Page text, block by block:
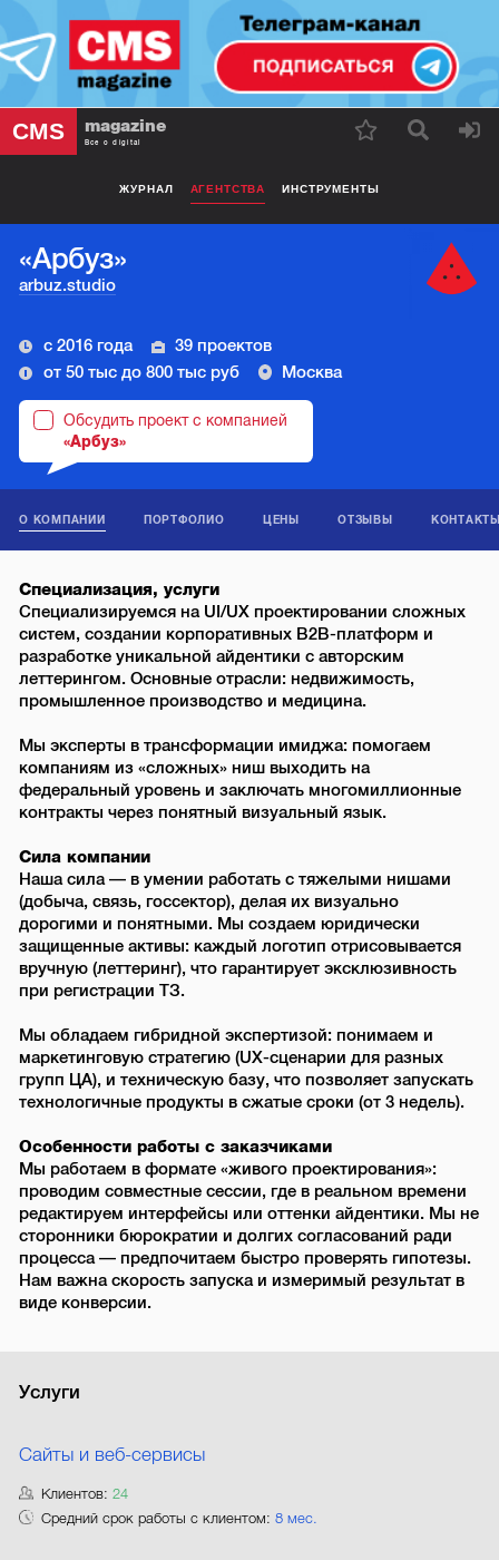
CMS magazine
Все о digital
ЖУРНАЛ АГЕНТСТВА ИНСТРУМЕНТЫ
«Арбуз»
arbuz.studio
с 2016 года
39 проектов
от 50 тыс до 800 тыс руб
Москва
Обсудить проект с компанией
«Арбуз»
О КОМПАНИИ ПОРТФОЛИО ЦЕНЫ ОТЗЫВЫ
Специализация, услуги
Специализируемся на UI/UX проектировании сложных
систем, создании корпоративных B2B-платформ и
разработке уникальной айдентики с авторским
леттерингом. Основные отрасли: недвижимость,
промышленное производство и медицина.
Мы эксперты в трансформации имиджа: помогаем
компаниям из «сложных» ниш выходить на
федеральный уровень и заключать многомиллионные
контракты через понятный визуальный язык.
Сила компании
Наша сила — в умении работать с тяжелыми нишами
(добыча, связь, госсектор), делая их визуально
дорогими и понятными. Мы создаем юридически
защищенные активы: каждый логотип отрисовывается
вручную (леттеринг), что гарантирует эксклюзивность
при регистрации ТЗ.
Мы обладаем гибридной экспертизой: понимаем и
маркетинговую стратегию (UX-сценарии для разных
групп ЦА), и техническую базу, что позволяет запускать
технологичные продукты в сжатые сроки (от 3 недель).
Особенности работы с заказчиками
Мы работаем в формате «живого проектирования»:
проводим совместные сессии, где в реальном времени
редактируем интерфейсы или оттенки айдентики. Мы не
сторонники бюрократии и долгих согласований ради
процесса — предпочитаем быстро проверять гипотезы.
Нам важна скорость запуска и измеримый результат в
виде конверсии.
Услуги
Сайты и веб-сервисы
Клиентов:24
Средний срок работы с клиентом:8 мес.